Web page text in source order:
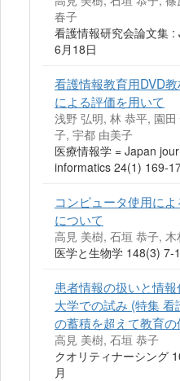
春子
看護情報研究会論文集
6月18日
看護情報教育用DVD
による評価を用いて
浅野 弘明, 林 恭平, 園
子, 宇都 由美子
医療情報学 = Japan
informatics 24(1) 169-
コンピュータ使用に
について
高見 美樹, 石垣 恭子, 木
医学と生物学 148(3) 7-
患者情報の扱いと情
大学での試み (特集
の蓄積を超えて教育
高見 美樹, 石垣 恭子
クオリティナーシング
月